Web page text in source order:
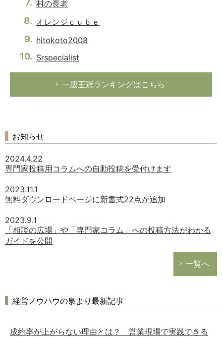
村の長老
オレンジｃｕｂｅ
hitokoto2008
Srspecialist
一般王冠ランキングはこちら
お知らせ
2024.4.22
専門家投稿用コラムへの自動投稿を受付けます
2023.11.1
無料ダウンロードページに新書式22点が追加
2023.9.1
「相談の広場」や「専門家コラム」への投稿方法がわかる
ガイドを公開
一覧へ
経営ノウハウの泉より最新記事
成約率が上がらない理由とは？ 営業現場で実践できる